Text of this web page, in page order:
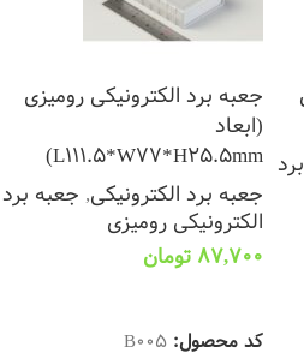
جعبه برد الکترونیکی رومیزی
(ابعاد
L111.5*W77*H25.5mm)
جعبه برد الکترونیکی, جعبه برد
الکترونیکی رومیزی
87,700 تومان
کد محصول: B005